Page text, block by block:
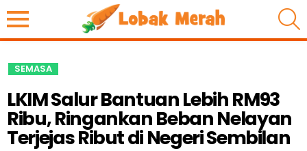
SEMASA
LKIM Salur Bantuan Lebih RM93
Ribu, Ringankan Beban Nelayan
Terjejas Ribut di Negeri Sembilan